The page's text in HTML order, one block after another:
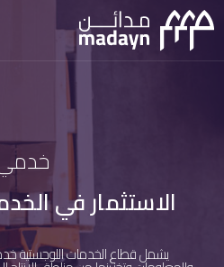
الاستثمار في
يشمل قطاع الخدمات اللوجستية